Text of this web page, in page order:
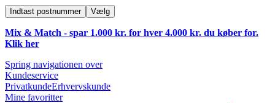
Indtast postnummer Vælg
Mix & Match - spar 1.000 kr. for hver 4.000 kr. du køber for.
Klik her
Spring navigationen over
Kundeservice
PrivatkundeErhvervskunde
Mine favoritter